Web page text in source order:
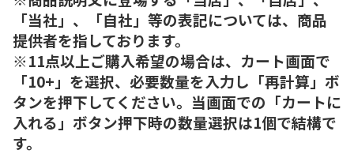
「当社」、「自社」等の表記については、商品
提供者を指しております。
※11点以上ご購入希望の場合は、カート画面で
「10+」を選択、必要数量を入力し「再計算」ボ
タンを押下してください。当画面での「カートに
入れる」ボタン押下時の数量選択は1個で結構で
す。